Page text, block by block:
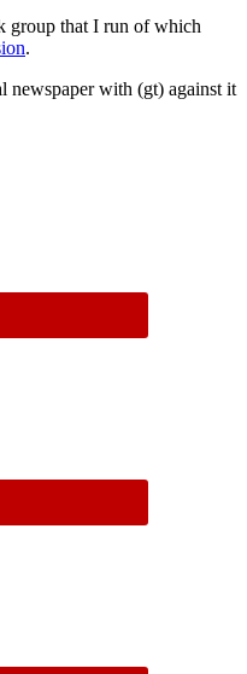
group that I run of which
.
newspaper with (gt) against it